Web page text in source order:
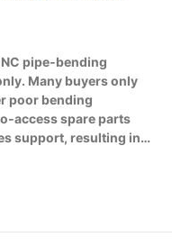
pipe‑bending
Many buyers only
poor bending
spare parts
support, resulting in
tube‑processing